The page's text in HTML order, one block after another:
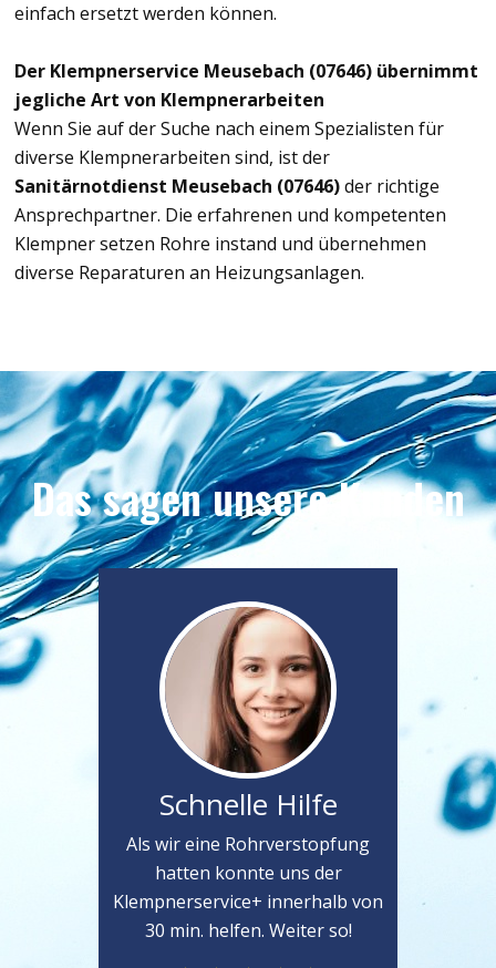
einfach ersetzt werden können.
Der Klempnerservice Meusebach (07646) übernimmt
jegliche Art von Klempnerarbeiten
Wenn Sie auf der Suche nach einem Spezialisten für
diverse Klempnerarbeiten sind, ist der
Sanitärnotdienst Meusebach (07646)der richtige
Ansprechpartner. Die erfahrenen und kompetenten
Klempner setzen Rohre instand und übernehmen
diverse Reparaturen an Heizungsanlagen.
Das sagen unsere Kunden
Schnelle Hilfe
Als wir eine Rohrverstopfung
hatten konnte uns der
Klempnerservice+ innerhalb von
30 min. helfen. Weiter so!